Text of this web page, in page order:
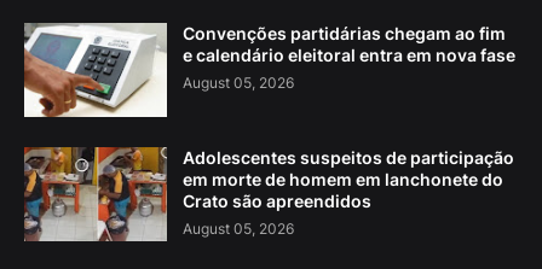
Convenções partidárias chegam ao fim
e calendário eleitoral entra em nova fase
August 05, 2026
Adolescentes suspeitos de participação
em morte de homem em lanchonete do
Crato são apreendidos
August 05, 2026